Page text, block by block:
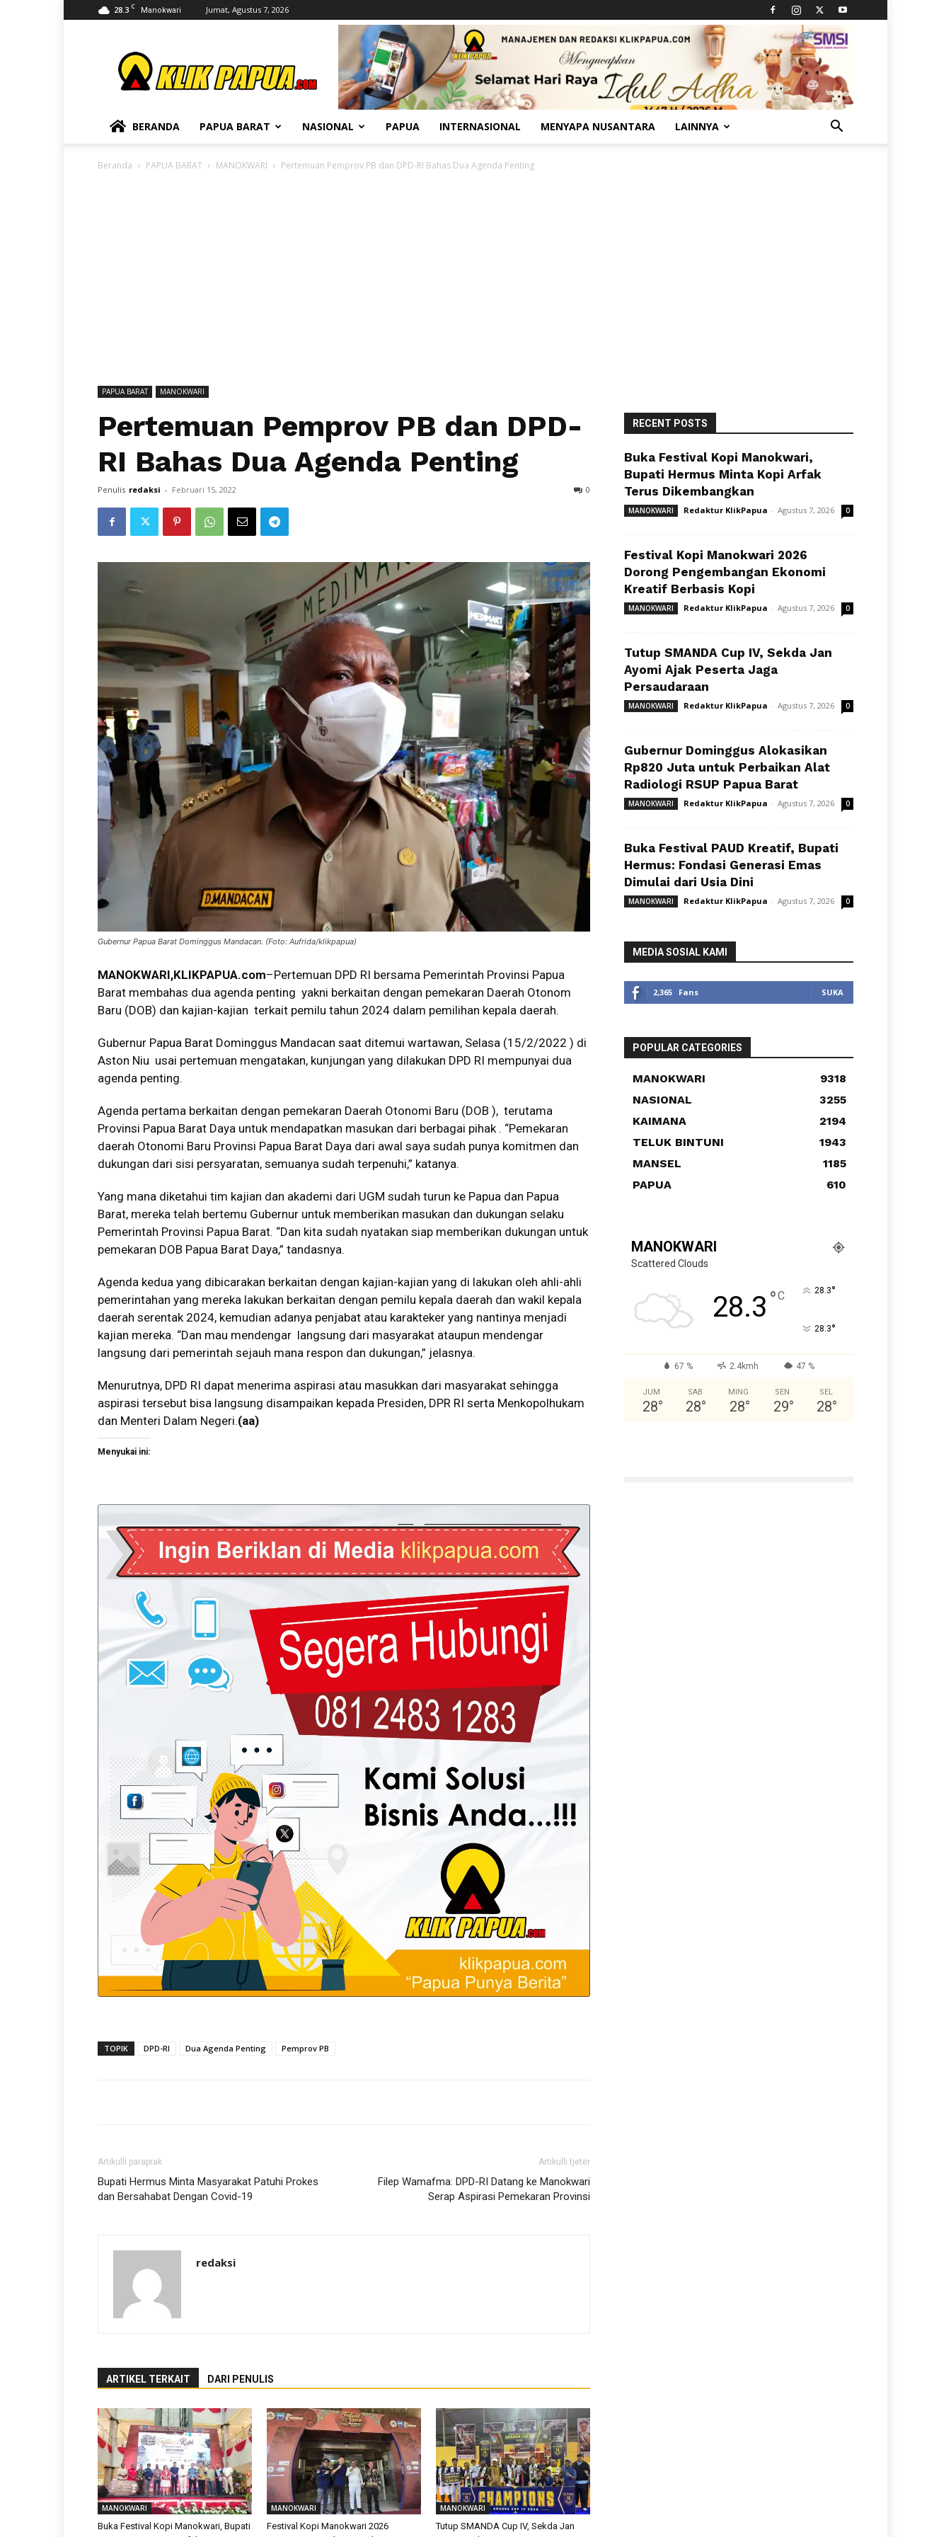
28.3 C Manokwari Jumat, Agustus 7, 2026
BERANDA PAPUA BARAT NASIONAL PAPUA INTERNASIONAL MENYAPA NUSANTARA LAINNYA
Beranda PAPUA BARAT MANOKWARI Pertemuan Pemprov PB dan DPD-RI Bahas Dua Agenda Penting
PAPUA BARAT MANOKWARI
Pertemuan Pemprov PB dan DPD-
RI Bahas Dua Agenda Penting
Penulis redaksi - Februari 15, 2022 0
Gubernur Papua Barat Dominggus Mandacan. (Foto: Aufrida/klikpapua)
MANOKWARI,KLIKPAPUA.com–Pertemuan DPD RI bersama Pemerintah Provinsi Papua
Barat membahas dua agenda penting yakni berkaitan dengan pemekaran Daerah Otonom
Baru (DOB) dan kajian-kajian terkait pemilu tahun 2024 dalam pemilihan kepala daerah.
Gubernur Papua Barat Dominggus Mandacan saat ditemui wartawan, Selasa (15/2/2022 ) di
Aston Niu usai pertemuan mengatakan, kunjungan yang dilakukan DPD RI mempunyai dua
agenda penting.
Agenda pertama berkaitan dengan pemekaran Daerah Otonomi Baru (DOB ), terutama
Provinsi Papua Barat Daya untuk mendapatkan masukan dari berbagai pihak . “Pemekaran
daerah Otonomi Baru Provinsi Papua Barat Daya dari awal saya sudah punya komitmen dan
dukungan dari sisi persyaratan, semuanya sudah terpenuhi,” katanya.
Yang mana diketahui tim kajian dan akademi dari UGM sudah turun ke Papua dan Papua
Barat, mereka telah bertemu Gubernur untuk memberikan masukan dan dukungan selaku
Pemerintah Provinsi Papua Barat. “Dan kita sudah nyatakan siap memberikan dukungan untuk
pemekaran DOB Papua Barat Daya,” tandasnya.
Agenda kedua yang dibicarakan berkaitan dengan kajian-kajian yang di lakukan oleh ahli-ahli
pemerintahan yang mereka lakukan berkaitan dengan pemilu kepala daerah dan wakil kepala
daerah serentak 2024, kemudian adanya penjabat atau karakteker yang nantinya menjadi
kajian mereka. “Dan mau mendengar langsung dari masyarakat ataupun mendengar
langsung dari pemerintah sejauh mana respon dan dukungan,” jelasnya.
Menurutnya, DPD RI dapat menerima aspirasi atau masukkan dari masyarakat sehingga
aspirasi tersebut bisa langsung disampaikan kepada Presiden, DPR RI serta Menkopolhukam
dan Menteri Dalam Negeri.(aa)
Menyukai ini:
TOPIK DPD-RI Dua Agenda Penting Pemprov PB
Artikulli paraprak
Bupati Hermus Minta Masyarakat Patuhi Prokes
dan Bersahabat Dengan Covid-19
Artikulli tjetër
Filep Wamafma: DPD-RI Datang ke Manokwari
Serap Aspirasi Pemekaran Provinsi
redaksi
ARTIKEL TERKAIT DARI PENULIS
MANOKWARI
Buka Festival Kopi Manokwari, Bupati
MANOKWARI
Festival Kopi Manokwari 2026
MANOKWARI
Tutup SMANDA Cup IV, Sekda Jan
RECENT POSTS
Buka Festival Kopi Manokwari,
Bupati Hermus Minta Kopi Arfak
Terus Dikembangkan
MANOKWARI Redaktur KlikPapua - Agustus 7, 2026 0
Festival Kopi Manokwari 2026
Dorong Pengembangan Ekonomi
Kreatif Berbasis Kopi
MANOKWARI Redaktur KlikPapua - Agustus 7, 2026 0
Tutup SMANDA Cup IV, Sekda Jan
Ayomi Ajak Peserta Jaga
Persaudaraan
MANOKWARI Redaktur KlikPapua - Agustus 7, 2026 0
Gubernur Dominggus Alokasikan
Rp820 Juta untuk Perbaikan Alat
Radiologi RSUP Papua Barat
MANOKWARI Redaktur KlikPapua - Agustus 7, 2026 0
Buka Festival PAUD Kreatif, Bupati
Hermus: Fondasi Generasi Emas
Dimulai dari Usia Dini
MANOKWARI Redaktur KlikPapua - Agustus 7, 2026 0
MEDIA SOSIAL KAMI
2,365 Fans SUKA
POPULAR CATEGORIES
MANOKWARI
9318
NASIONAL
3255
KAIMANA
2194
TELUK BINTUNI
1943
MANSEL
1185
PAPUA
610
MANOKWARI
Scattered Clouds
28.3 °C 28.3°
28.3°
67 % 2.4kmh 47 %
JUM
28°
SAB
28°
MING
28°
SEN
29°
SEL
28°